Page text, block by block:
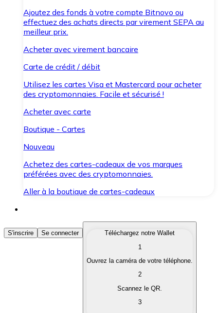
Ajoutez des fonds à votre compte Bitnovo ou
effectuez des achats directs par virement SEPA au
meilleur prix.
Acheter avec virement bancaire
Carte de crédit / débit
Utilisez les cartes Visa et Mastercard pour acheter
des cryptomonnaies. Facile et sécurisé !
Acheter avec carte
Boutique - Cartes
Nouveau
Achetez des cartes-cadeaux de vos marques
préférées avec des cryptomonnaies.
Aller à la boutique de cartes-cadeaux
Acheter des Cryptomonnaies
Achetez les cryptomonnaies qui vous intéressent
Convertissez vos cryptomonnaies en monnaie
S'inscrire Se connecter
Téléchargez notre Wallet
1
Ouvrez la caméra de votre téléphone.
2
Scannez le QR.
3